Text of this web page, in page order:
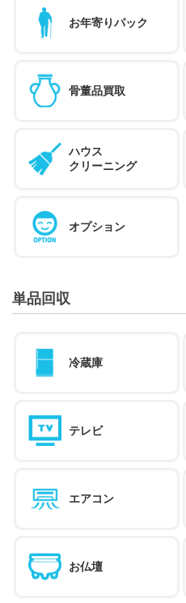
お年寄りパック
骨董品買取
ハウス
クリーニング
オプション
単品回収
冷蔵庫
テレビ
エアコン
お仏壇